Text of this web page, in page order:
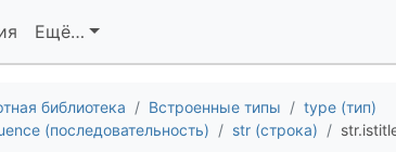
Ещё…
библиотека Встроенные типы
type (тип)
(последовательность) str (строка)